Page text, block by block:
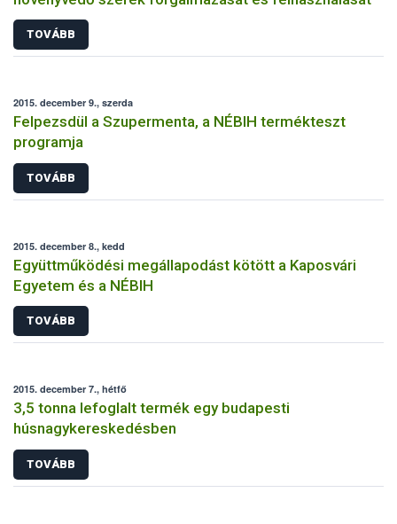
TOVÁBB
2015. december 9., szerda
Felpezsdül a Szupermenta, a NÉBIH termékteszt
programja
TOVÁBB
2015. december 8., kedd
Együttműködési megállapodást kötött a Kaposvári
Egyetem és a NÉBIH
TOVÁBB
2015. december 7., hétfő
3,5 tonna lefoglalt termék egy budapesti
húsnagykereskedésben
TOVÁBB